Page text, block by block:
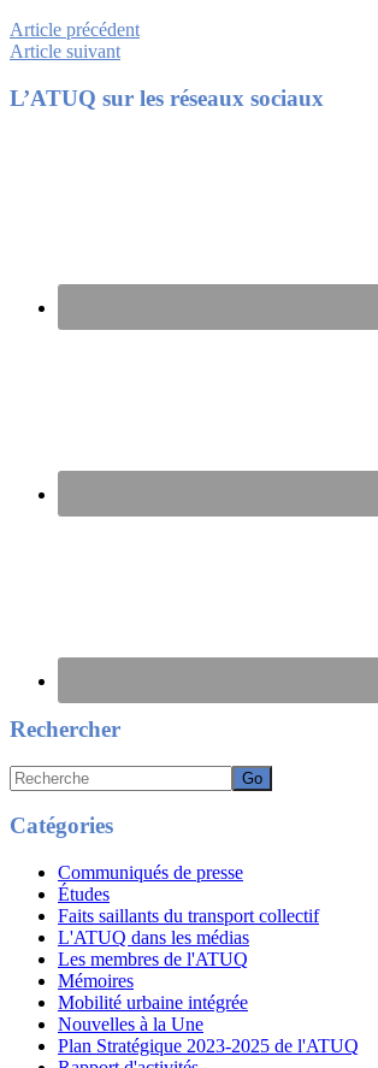
Article précédent
Article suivant
Footer
L’ATUQ sur les réseaux sociaux
Rechercher
Recherche
Catégories
Communiqués de presse
Études
Faits saillants du transport collectif
L'ATUQ dans les médias
Les membres de l'ATUQ
Mémoires
Mobilité urbaine intégrée
Nouvelles à la Une
Plan Stratégique 2023-2025 de l'ATUQ